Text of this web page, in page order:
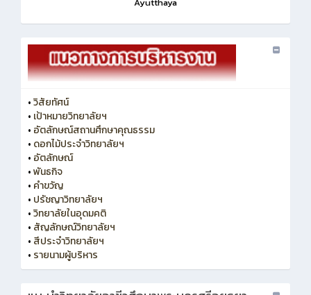
•วิสัยทัศน์
• เป้าหมายวิทยาลัยฯ
• อัตลักษณ์สถานศึกษาคุณธรรม
• ดอกไม้ประจำวิทยาลัยฯ
• อัตลักษณ์
•พันธกิจ
• คำขวัญ
• ปรัชญาวิทยาลัยฯ
•วิทยาลัยในอุดมคติ
• สัญลักษณ์วิทยาลัยฯ
• สีประจำวิทยาลัยฯ
• รายนามผู้บริหาร